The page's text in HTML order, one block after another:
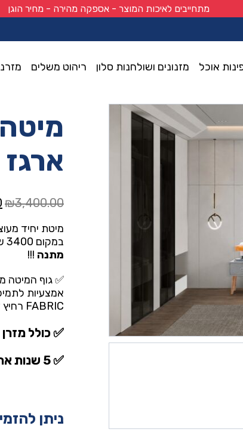
מתחייבים לאיכות המוצר - אספקה מהירה - מחיר הוגן
אוכל מזנונים ושולחנות סלון ריהוט משלים
₪3,400.00
מיטת יחיד
במקום 3400 ש”ח רק
מתנה !!!
✅ גוף המיטה
אמצעיות
FABRIC רחיץ דוחה כתמים ונוזלים
✅ כולל
✅ 5 שנות אחריות על המיטה
ניתן